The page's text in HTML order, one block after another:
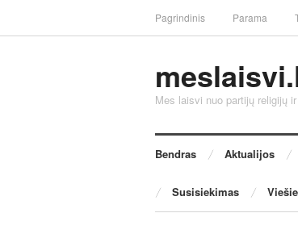
Pagrindinis Parama
Mes laisvi nuo partijų religijų
Bendras Aktualijos
Susisiekimas